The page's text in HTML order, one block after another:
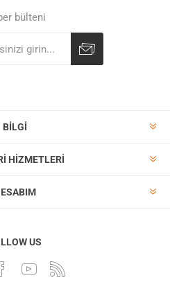
bülteni
BILGI
HIZMETLERI
US